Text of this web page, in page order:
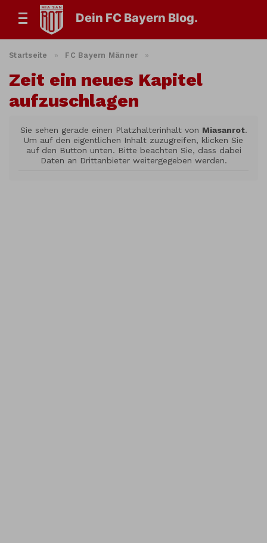
Dein FC Bayern Blog.
Startseite » FC Bayern Männer »
Zeit ein neues Kapitel
aufzuschlagen
Sie sehen gerade einen Platzhalterinhalt von Miasanrot.
Um auf den eigentlichen Inhalt zuzugreifen, klicken Sie
auf den Button unten. Bitte beachten Sie, dass dabei
Daten an Drittanbieter weitergegeben werden.